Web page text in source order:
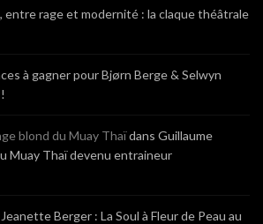
entre rage et modernité : la claque théâtrale
à gagner pour Bjørn Berge & Selwyn
blond du Muay Thaïdans Guillaume
Muay Thaï devenu entraineur
Jeanette Berger : La Soul à Fleur de Peau au